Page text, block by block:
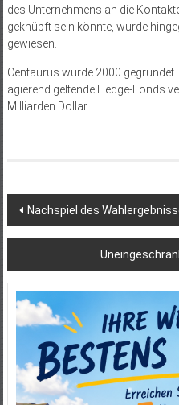
des Unternehmens an die
geknüpft sein könnte, wurde
gewiesen.
Centaurus wurde 2000
agierend geltende Hedge-Fonds
Milliarden Dollar.
Nachspiel des